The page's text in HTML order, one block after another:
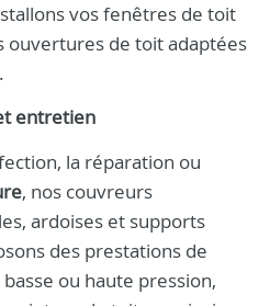
vos fenêtres de toit
ouvertures de toit adaptées
entretien
la réparation ou
, nos couvreurs
ardoises et supports
des prestations de
ou haute pression,